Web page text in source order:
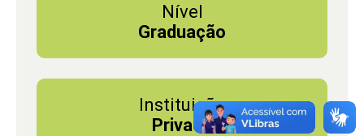
Nível
Graduação
Instituição
Privada